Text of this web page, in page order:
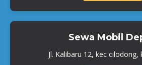
Sewa Mobil
Jl. Kalibaru 12, kec